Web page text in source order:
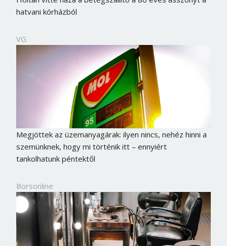
hatvani kórházból
VG
Megjöttek az üzemanyagárak: ilyen nincs, nehéz hinni a
szemünknek, hogy mi történik itt – ennyiért
tankolhatunk péntektől
Borsonline